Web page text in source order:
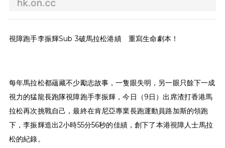
視障跑手李振輝Sub 3破馬拉松港績 重寫生命劇本！
每年馬拉松都蘊藏不少勵志故事，一隻眼失明，另一眼只餘下一成
視力的猛龍長跑隊視障跑手李振輝，今日（9日）出席渣打香港馬
拉松再次挑戰自己，最終在肯尼亞專業長跑運動員路加斯的領跑
下，李振輝造出2小時55分56秒的佳績，創下了本港視障人士馬拉
松的紀錄。